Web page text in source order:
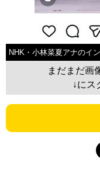
NHK・小林菜夏アナのイ
まだまだ画
↓にス